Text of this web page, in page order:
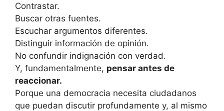
Contrastar.
Buscar otras fuentes.
Escuchar argumentos diferentes.
Distinguir información de opinión.
No confundir indignación con verdad.
Y, fundamentalmente, pensar antes de
reaccionar.
Porque una democracia necesita ciudadanos
que puedan discutir profundamente y, al mismo